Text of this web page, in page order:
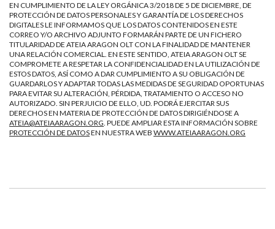
EN CUMPLIMIENTO DE LA LEY ORGÁNICA 3/2018 DE 5 DE DICIEMBRE, DE
PROTECCIÓN DE DATOS PERSONALES Y GARANTÍA DE LOS DERECHOS
DIGITALES LE INFORMAMOS QUE LOS DATOS CONTENIDOS EN ESTE
CORREO Y/O ARCHIVO ADJUNTO FORMARÁN PARTE DE UN FICHERO
TITULARIDAD DE ATEIA ARAGON OLT CON LA FINALIDAD DE MANTENER
UNA RELACIÓN COMERCIAL. EN ESTE SENTIDO, ATEIA ARAGON OLT SE
COMPROMETE A RESPETAR LA CONFIDENCIALIDAD EN LA UTILIZACIÓN DE
ESTOS DATOS, ASÍ COMO A DAR CUMPLIMIENTO A SU OBLIGACIÓN DE
GUARDARLOS Y ADAPTAR TODAS LAS MEDIDAS DE SEGURIDAD OPORTUNAS
PARA EVITAR SU ALTERACIÓN, PÉRDIDA, TRATAMIENTO O ACCESO NO
AUTORIZADO. SIN PERJUICIO DE ELLO, UD. PODRÁ EJERCITAR SUS
DERECHOS EN MATERIA DE PROTECCIÓN DE DATOS DIRIGIÉNDOSE A
ATEIA@ATEIAARAGON.ORG. PUEDE AMPLIAR ESTA INFORMACIÓN SOBRE
PROTECCIÓN DE DATOSEN NUESTRA WEB WWW.ATEIAARAGON.ORG